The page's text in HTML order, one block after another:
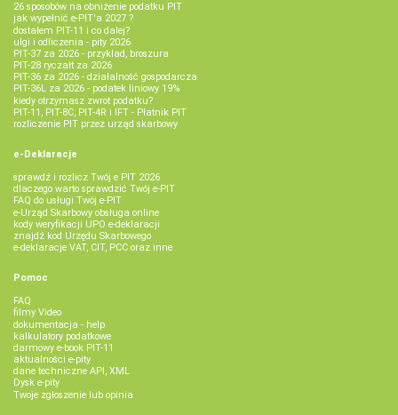
26 sposobów na obniżenie podatku PIT
jak wypełnić e-PIT'a 2027 ?
dostałem PIT-11 i co dalej?
ulgi i odliczenia - pity 2026
PIT-37 za 2026 - przykład, broszura
PIT-28 ryczałt za 2026
PIT-36 za 2026 - działalność gospodarcza
PIT-36L za 2026 - podatek liniowy 19%
kiedy otrzymasz zwrot podatku?
PIT-11, PIT-8C, PIT-4R i IFT - Płatnik PIT
rozliczenie PIT przez urząd skarbowy
e-Deklaracje
sprawdź i rozlicz Twój e PIT 2026
dlaczego warto sprawdzić Twój e-PIT
FAQ do usługi Twój e-PIT
e-Urząd Skarbowy obsługa online
kody weryfikacji UPO e-deklaracji
znajdź kod Urzędu Skarbowego
e-deklaracje VAT, CIT, PCC oraz inne
Pomoc
FAQ
filmy Video
dokumentacja - help
kalkulatory podatkowe
darmowy e-book PIT-11
aktualności e-pity
dane techniczne API, XML
Dysk e-pity
Twoje zgłoszenie lub opinia